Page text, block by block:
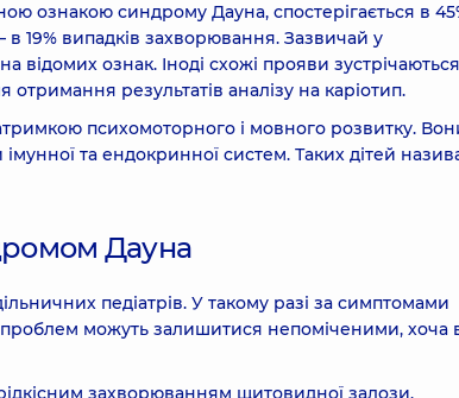
ознакою синдрому Дауна, спостерігається в
19% випадків захворювання. Зазвичай у
ознак. Іноді схожі прояви зустрічаються
отримання результатів аналізу на каріотип.
психомоторного і мовного розвитку.
та ендокринної систем. Таких дітей
Дауна
педіатрів. У такому разі за симптомами
можуть залишитися непоміченими, хоча
захворюванням щитовидної залози.